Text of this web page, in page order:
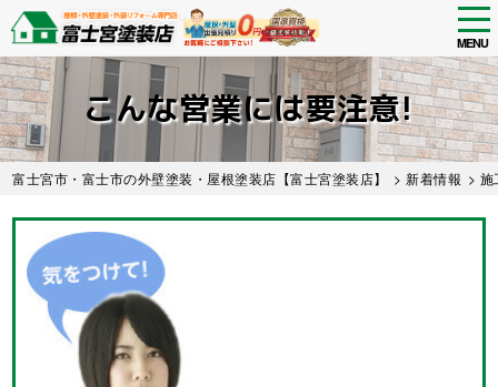
Skip
to
main
content
MENU
こんな営業には要注意!
富士宮市・富士市の外壁塗装・屋根塗装店【富士宮塗装店】 >新着情報 > 施